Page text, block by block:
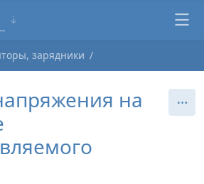
зарядники
на